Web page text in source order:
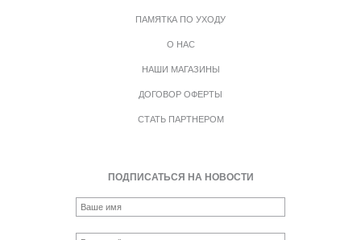
ПАМЯТКА ПО УХОДУ
О НАС
НАШИ МАГАЗИНЫ
ДОГОВОР ОФЕРТЫ
СТАТЬ ПАРТНЕРОМ
ПОДПИСАТЬСЯ НА НОВОСТИ